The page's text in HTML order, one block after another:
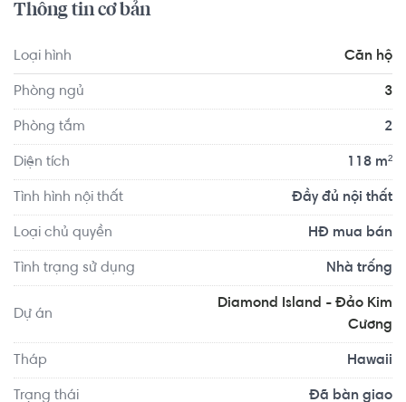
Thông tin cơ bản
Loại hình Căn hộ
Phòng ngủ 3
Phòng tắm 2
Diện tích 118 m²
Tình hình nội thất Đầy đủ nội thất
Loại chủ quyền HĐ mua bán
Tình trạng sử dụng Nhà trống
Dự án
Diamond Island - Đảo Kim
Cương
Tháp Hawaii
Trạng thái Đã bàn giao